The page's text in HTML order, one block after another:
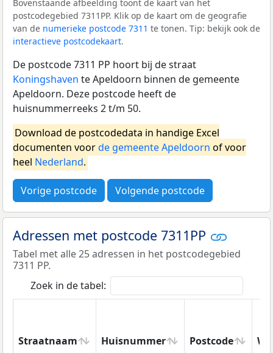
Bovenstaande afbeelding toont de kaart van het
postcodegebied 7311PP. Klik op de kaart om de geografie
van de numerieke postcode 7311 te tonen. Tip: bekijk ook de
interactieve postcodekaart.
De postcode 7311 PP hoort bij de straat
Koningshaven te Apeldoorn binnen de gemeente
Apeldoorn. Deze postcode heeft de
huisnummerreeks 2 t/m 50.
Download de postcodedata in handige Excel
documenten voorde gemeente Apeldoorn of voor
heel Nederland.
Vorige postcode Volgende postcode
Adressen met postcode 7311PP
Tabel met alle 25 adressen in het postcodegebied
7311 PP.
Zoek in de tabel:
Straatnaam Huisnummer Postcode